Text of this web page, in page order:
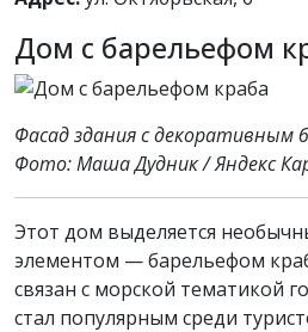
Дом с барельефом
Фасад здания с декоративным
Фото: Маша Дудник / Яндекс
Этот дом выделяется
элементом — барельефом
связан с морской тематикой
стал популярным среди